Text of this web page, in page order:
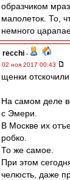
образчиком
малолеток. То,
немного
recchi -
02 ноя 2017 00:43
щенки
На самом деле
с Эмери.
В Москве их
робко.
То же самое.
При этом
челюсть, даже